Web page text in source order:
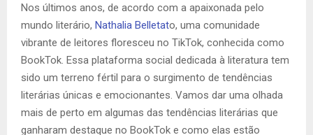
Nos últimos anos, de acordo com a apaixonada pelo
mundo literário, Nathalia Belletato, uma comunidade
vibrante de leitores floresceu no TikTok, conhecida como
BookTok. Essa plataforma social dedicada à literatura tem
sido um terreno fértil para o surgimento de tendências
literárias únicas e emocionantes. Vamos dar uma olhada
mais de perto em algumas das tendências literárias que
ganharam destaque no BookTok e como elas estão